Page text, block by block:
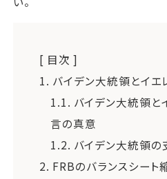
[ 目次 ]
1. バイデン大統領とイエ
1.1. バイデン大統領と
言の真意
1.2. バイデン大統領の
2. FRBのバランスシート